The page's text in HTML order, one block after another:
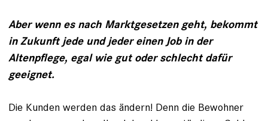
Aber wenn es nach Marktgesetzen geht, bekommt
in Zukunft jede und jeder einen Job in der
Altenpflege, egal wie gut oder schlecht dafür
geeignet.
Die Kunden werden das ändern! Denn die Bewohner